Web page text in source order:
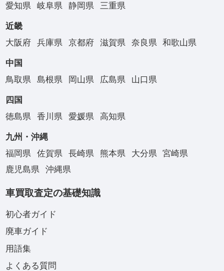
愛知県
岐阜県 静岡県 三重県
近畿
大阪府
兵庫県 京都府 滋賀県 奈良県 和歌山県
中国
鳥取県
島根県 岡山県 広島県 山口県
四国
徳島県
香川県 愛媛県 高知県
九州・沖縄
福岡県
佐賀県 長崎県 熊本県 大分県
宮崎県
鹿児島県
沖縄県
車買取査定の基礎知識
初心者ガイド
廃車ガイド
用語集
よくある質問